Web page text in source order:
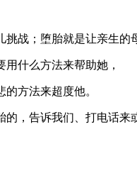
；堕胎就是让亲生的
什么方法来帮助她，
方法来超度他。
告诉我们、打电话来